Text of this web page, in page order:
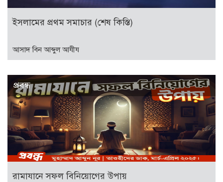
ইসলামের প্রথম সমাচার (শেষ কিস্তি)
আসাদ বিন আব্দুল আযীয
প্রবন্ধ
রামাযানে সফল বিনিয়োগের উপায়